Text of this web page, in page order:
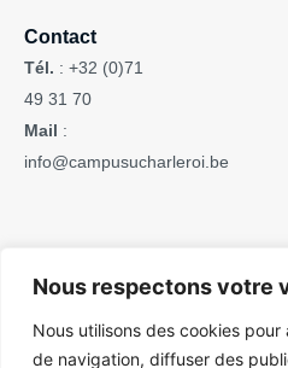
Nous respectons votre
Nous utilisons des cookies
de navigation, diffuser des
Contact
Tél. : +32 (0)71
49 31 70
Mail :
info@campusucharleroi.be